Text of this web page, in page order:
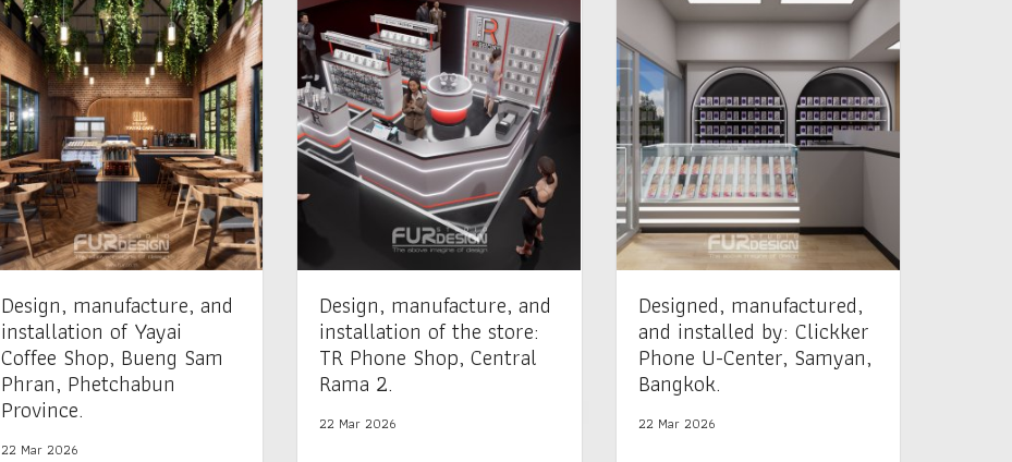
Design, manufacture, and
installation of Yayai
Coffee Shop, Bueng Sam
Phran, Phetchabun
Province.
22 Mar 2026
Design, manufacture, and
installation of the store:
TR Phone Shop, Central
Rama 2.
22 Mar 2026
Designed, manufactured,
and installed by: Clickker
Phone U-Center, Samyan,
Bangkok.
22 Mar 2026